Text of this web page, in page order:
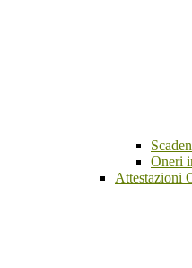
Oneri
Attestazioni